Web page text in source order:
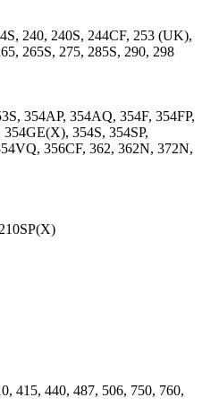
240, 240S, 244CF, 253 (UK),
265S, 275, 285S, 290, 298
354AP, 354AQ, 354F, 354FP,
354S, 354SP,
356CF, 362, 362N, 372N,
415, 440, 487, 506, 750, 760,